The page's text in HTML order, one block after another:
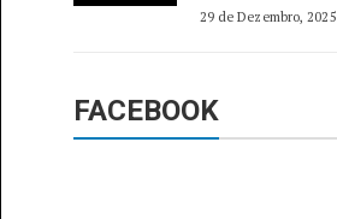
29 de Dezembro, 2025
FACEBOOK